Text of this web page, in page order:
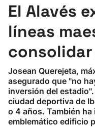
Pelota
Remo
Baloncesto
Ciclismo
El Alavés
líneas
Josean Querejeta,
asegurado que "no
inversión del
ciudad deportiva de
o 4 años. También
emblemático edificio